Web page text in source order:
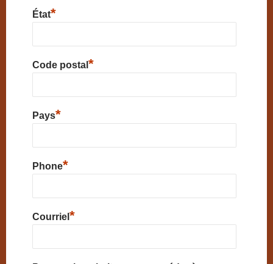
État*
Code postal *
Pays*
Phone*
Courriel *